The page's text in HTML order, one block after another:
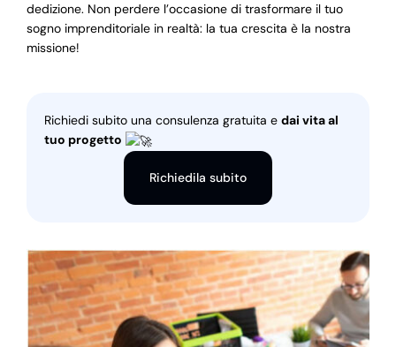
dedizione. Non perdere l’occasione di trasformare il tuo
sogno imprenditoriale in realtà: la tua crescita è la nostra
missione!
Richiedi subito una consulenza gratuita e dai vita al
tuo progetto
Richiedila subito